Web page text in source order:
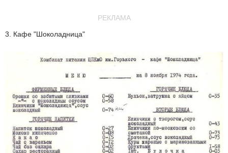
РЕКЛАМА
3. Кафе "Шоколадница"